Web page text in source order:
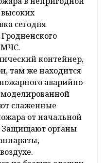
сегодня
МЧС.
контейнер,
там же находится
аварийно-
моделированной
слаженные
от начальной
Защищают органы